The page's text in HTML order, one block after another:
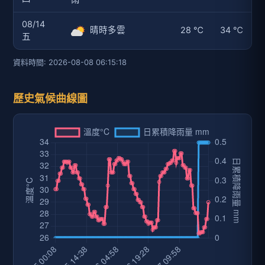
08/14
五
晴時多雲 28 ℃ 34 ℃
資料時間: 2026-08-08 06:15:18
歷史氣候曲線圖